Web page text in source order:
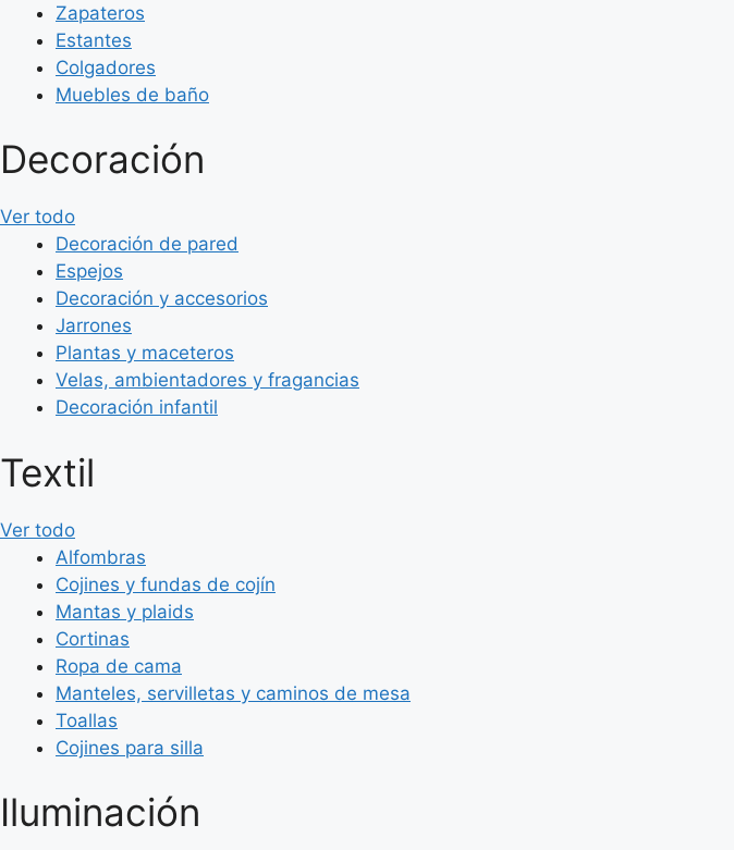
Zapateros
Estantes
Colgadores
Muebles de baño
Decoración
Ver todo
Decoración de pared
Espejos
Decoración y accesorios
Jarrones
Plantas y maceteros
Velas, ambientadores y fragancias
Decoración infantil
Textil
Ver todo
Alfombras
Cojines y fundas de cojín
Mantas y plaids
Cortinas
Ropa de cama
Manteles, servilletas y caminos de mesa
Toallas
Cojines para silla
Iluminación